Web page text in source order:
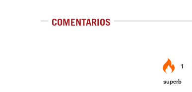
COMENTARIOS